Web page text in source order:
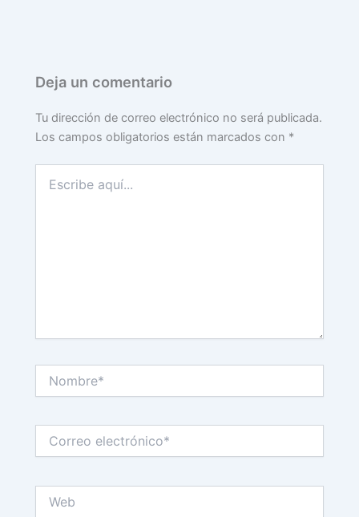
Deja un comentario
Tu dirección de correo electrónico no será publicada.
Los campos obligatorios están marcados con *
aquí...
electrónico*